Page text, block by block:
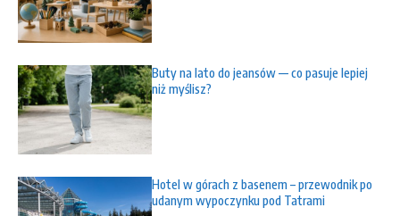
Buty na lato do jeansów — co pasuje lepiej
niż myślisz?
Hotel w górach z basenem – przewodnik po
udanym wypoczynku pod Tatrami